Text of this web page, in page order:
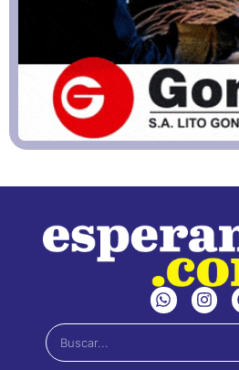
W
h
a
s
I
n
s
a
Buscar